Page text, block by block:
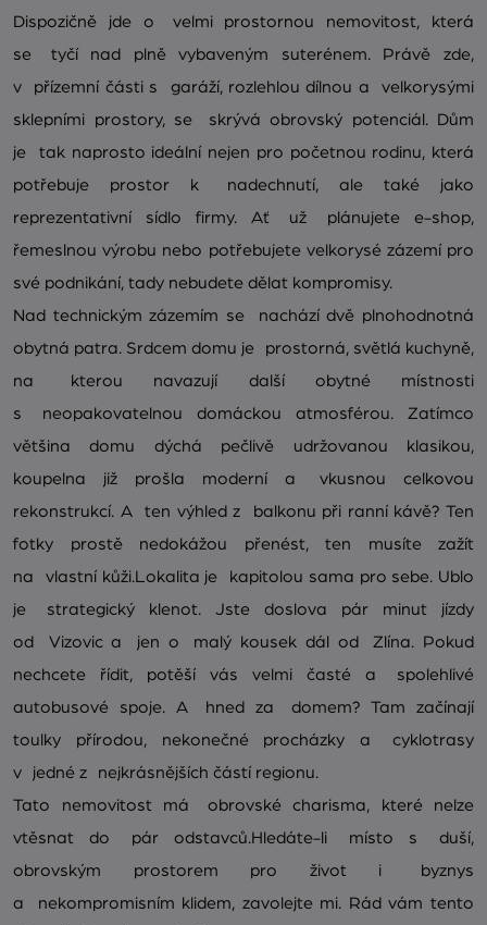
Dispozičně jde o velmi prostornou nemovitost, která
se tyčí nad plně vybaveným suterénem. Právě zde,
v přízemní části s garáží, rozlehlou dílnou a velkorysými
sklepními prostory, se skrývá obrovský potenciál. Dům
je tak naprosto ideální nejen pro početnou rodinu, která
potřebuje prostor k nadechnutí, ale také jako
reprezentativní sídlo firmy. Ať už plánujete e-shop,
řemeslnou výrobu nebo potřebujete velkorysé zázemí pro
své podnikání, tady nebudete dělat kompromisy.
Nad technickým zázemím se nachází dvě plnohodnotná
obytná patra. Srdcem domu je prostorná, světlá kuchyně,
na kterou navazují další obytné místnosti
s neopakovatelnou domáckou atmosférou. Zatímco
většina domu dýchá pečlivě udržovanou klasikou,
koupelna již prošla moderní a vkusnou celkovou
rekonstrukcí. A ten výhled z balkonu při ranní kávě? Ten
fotky prostě nedokážou přenést, ten musíte zažít
na vlastní kůži.Lokalita je kapitolou sama pro sebe. Ublo
je strategický klenot. Jste doslova pár minut jízdy
od Vizovic a jen o malý kousek dál od Zlína. Pokud
nechcete řídit, potěší vás velmi časté a spolehlivé
autobusové spoje. A hned za domem? Tam začínají
toulky přírodou, nekonečné procházky a cyklotrasy
v jedné z nejkrásnějších částí regionu.
Tato nemovitost má obrovské charisma, které nelze
vtěsnat do pár odstavců.Hledáte-li místo s duší,
obrovským prostorem pro život i byznys
a nekompromisním klidem, zavolejte mi. Rád vám tento